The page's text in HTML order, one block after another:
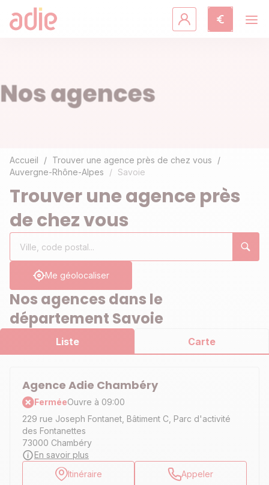
Accompagnement
Agir avec l'Adie
Accueil
Trouver une agence près de chez vous
Auvergne-Rhône-Alpes
Savoie
Trouver une agence près
de chez vous
Rechercher
établissement
Ville,
code
postal...
0
résultat(s)
trouvé(s)
Me géolocaliser
Nos agences dans le
département Savoie
Liste Carte
Agence Adie Chambéry
FerméeOuvre à 09:00
229 rue Joseph Fontanet, Bâtiment C, Parc d'activité
des Fontanettes
73000 Chambéry
En savoir plus
Itinéraire
Appeler